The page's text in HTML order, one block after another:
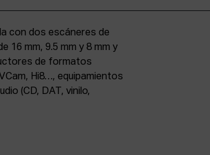
con dos escáneres de
16 mm, 9.5 mm y 8 mm y
de formatos
Hi8…, equipamientos
(CD, DAT, vinilo,